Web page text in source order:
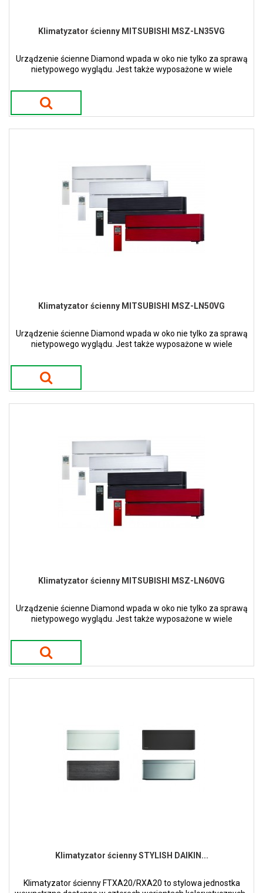
Klimatyzator ścienny MITSUBISHI MSZ-LN35VG
Urządzenie ścienne Diamond wpada w oko nie tylko za sprawą
nietypowego wyglądu. Jest także wyposażone w wiele
Klimatyzator ścienny MITSUBISHI MSZ-LN50VG
Urządzenie ścienne Diamond wpada w oko nie tylko za sprawą
nietypowego wyglądu. Jest także wyposażone w wiele
Klimatyzator ścienny MITSUBISHI MSZ-LN60VG
Urządzenie ścienne Diamond wpada w oko nie tylko za sprawą
nietypowego wyglądu. Jest także wyposażone w wiele
Klimatyzator ścienny STYLISH DAIKIN...
Klimatyzator ścienny FTXA20/RXA20 to stylowa jednostka